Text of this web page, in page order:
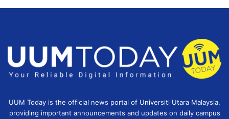
UUM Today is the official news portal of Universiti Utara Malaysia,
providing important announcements and updates on daily campus